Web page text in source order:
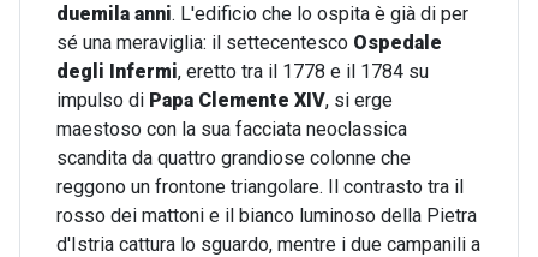
duemila anni. L'edificio che lo ospita è già di per
sé una meraviglia: il settecentesco Ospedale
degli Infermi, eretto tra il 1778 e il 1784 su
impulso di Papa Clemente XIV, si erge
maestoso con la sua facciata neoclassica
scandita da quattro grandiose colonne che
reggono un frontone triangolare. Il contrasto tra il
rosso dei mattoni e il bianco luminoso della Pietra
d'Istria cattura lo sguardo, mentre i due campanili a